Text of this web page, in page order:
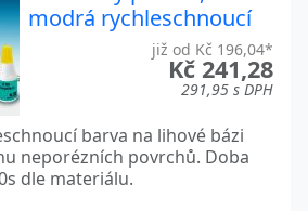
modrá rychleschnoucí
již od Kč 196,04*
Kč 241,28
291,95 s DPH
barva na lihové bázi
neporézních povrchů. Doba
dle materiálu.